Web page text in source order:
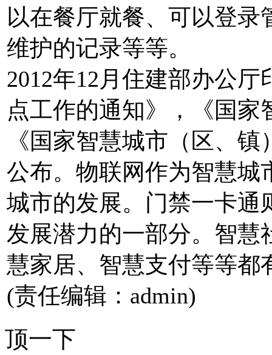
以在餐厅就餐、可以登
维护的记录等等。
2012年12月住建部办公
点工作的通知》，《国
《国家智慧城市（区、
公布。物联网作为智慧城
城市的发展。门禁一卡通
发展潜力的一部分。智慧
慧家居、智慧支付等等都
(责任编辑：admin)
顶一下